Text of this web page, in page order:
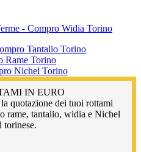
IN EURO
quotazione dei tuoi rottami
rame, tantalio, widia e Nichel
torinese.